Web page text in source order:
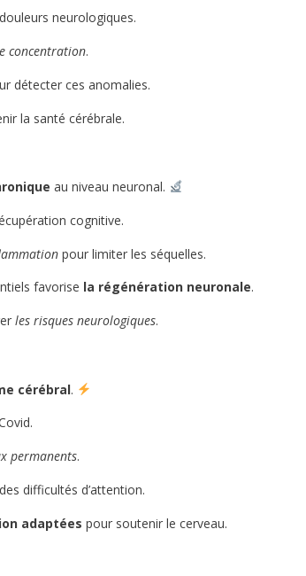
neurologiques.
concentration.
détecter ces anomalies.
la santé cérébrale.
au niveau neuronal.
cognitive.
pour limiter les séquelles.
favorise la régénération neuronale.
les risques neurologiques.
cérébral.
permanents.
difficultés d’attention.
adaptées pour soutenir le cerveau.